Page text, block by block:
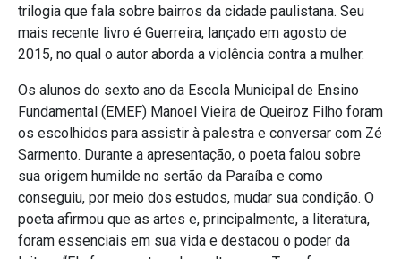
trilogia que fala sobre bairros da cidade paulistana. Seu
mais recente livro é Guerreira, lançado em agosto de
2015, no qual o autor aborda a violência contra a mulher.
Os alunos do sexto ano da Escola Municipal de Ensino
Fundamental (EMEF) Manoel Vieira de Queiroz Filho foram
os escolhidos para assistir à palestra e conversar com Zé
Sarmento. Durante a apresentação, o poeta falou sobre
sua origem humilde no sertão da Paraíba e como
conseguiu, por meio dos estudos, mudar sua condição. O
poeta afirmou que as artes e, principalmente, a literatura,
foram essenciais em sua vida e destacou o poder da